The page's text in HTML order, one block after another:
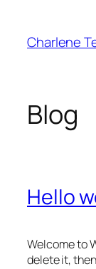
contenu
Charlene
Blog
Hello
Welcome to
delete it,